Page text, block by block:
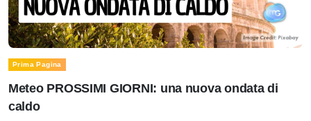
Prima Pagina
Meteo PROSSIMI GIORNI: una nuova ondata di
caldo